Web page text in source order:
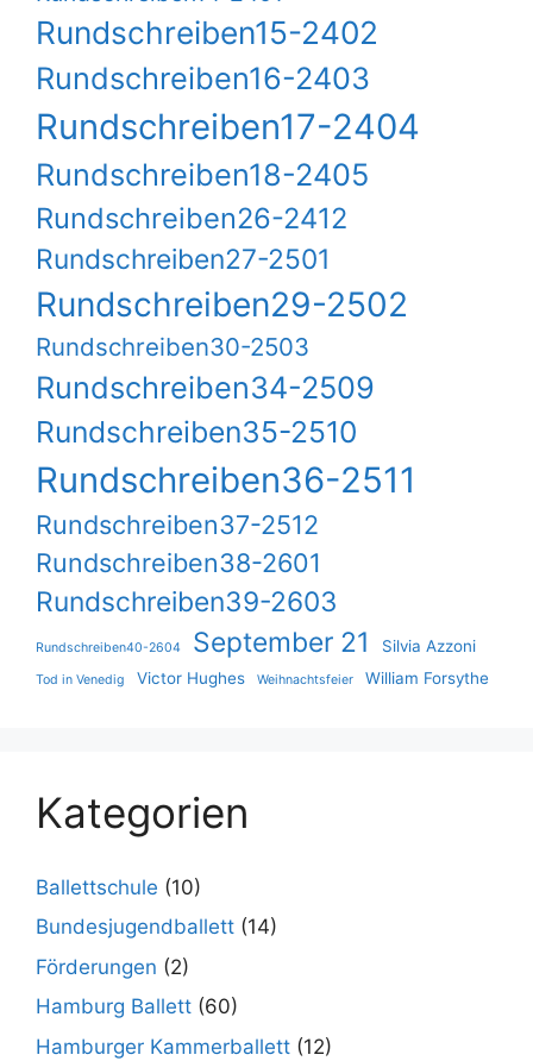
Rundschreiben15-2402
Rundschreiben16-2403
Rundschreiben17-2404
Rundschreiben18-2405
Rundschreiben26-2412
Rundschreiben27-2501
Rundschreiben29-2502
Rundschreiben30-2503
Rundschreiben34-2509
Rundschreiben35-2510
Rundschreiben36-2511
Rundschreiben37-2512
Rundschreiben38-2601
Rundschreiben39-2603
Rundschreiben40-2604 September 21 Silvia Azzoni
Tod in Venedig Victor Hughes Weihnachtsfeier William Forsythe
Kategorien
Ballettschule (10)
Bundesjugendballett (14)
Förderungen (2)
Hamburg Ballett (60)
Hamburger Kammerballett (12)